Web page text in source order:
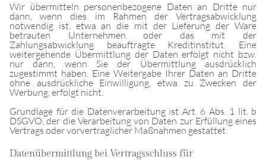
Wir übermitteln personenbezogene Daten an Dritte nur
dann, wenn dies im Rahmen der Vertragsabwicklung
notwendig ist, etwa an die mit der Lieferung der Ware
betrauten Unternehmen oder das mit der
Zahlungsabwicklung beauftragte Kreditinstitut. Eine
weitergehende Übermittlung der Daten erfolgt nicht bzw.
nur dann, wenn Sie der Übermittlung ausdrücklich
zugestimmt haben. Eine Weitergabe Ihrer Daten an Dritte
ohne ausdrückliche Einwilligung, etwa zu Zwecken der
Werbung, erfolgt nicht.
Grundlage für die Datenverarbeitung ist Art. 6 Abs. 1 lit. b
DSGVO, der die Verarbeitung von Daten zur Erfüllung eines
Vertrags oder vorvertraglicher Maßnahmen gestattet.
Datenübermittlung bei Vertragsschluss für